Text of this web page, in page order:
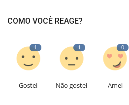
COMO VOCÊ REAGE?
1
Gostei
1
Não gostei
0
Amei